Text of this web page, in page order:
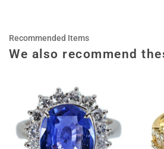
We also recommend
Recommended Items